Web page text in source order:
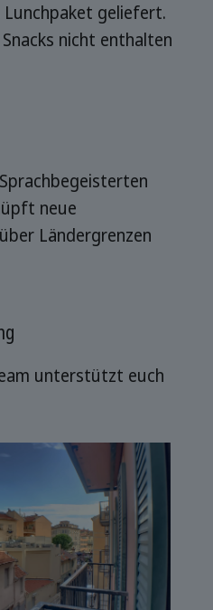
geliefert.
nicht enthalten
neue
Ländergrenzen
unterstützt euch